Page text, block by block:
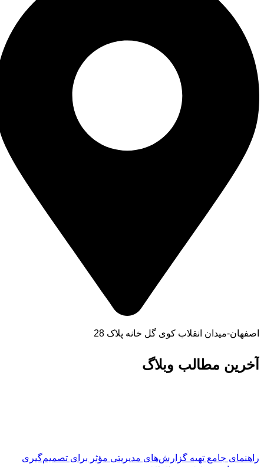
اصفهان-میدان انقلاب کوی گل خانه پلاک 28
آخرین مطالب وبلاگ
راهنمای جامع تهیه گزارش‌های مدیریتی مؤثر برای تصمیم‌گیری